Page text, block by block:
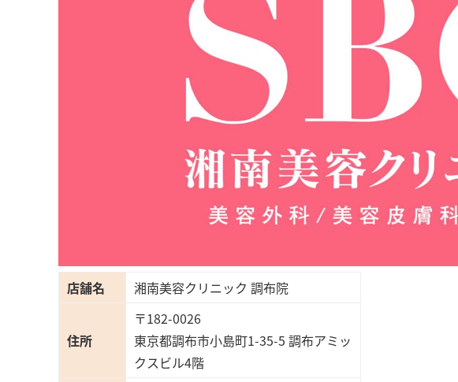
店舗名 湘南美容クリニック 調布院
住所
〒182-0026
東京都調布市小島町1-35-5 調布アミッ
クスビル4階